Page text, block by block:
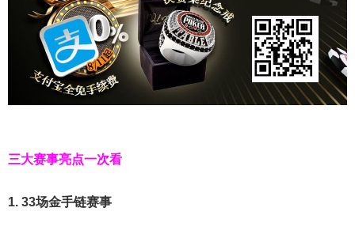
三大赛事亮点一次看
1. 33场金手链赛事